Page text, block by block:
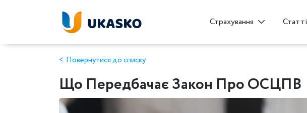
Страхування Статті
Повернутися до списку
Що Передбачає Закон Про ОСЦПВ